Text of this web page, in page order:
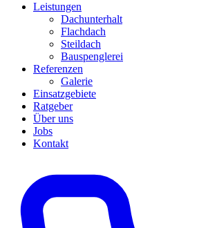
Leistungen
Dachunterhalt
Flachdach
Steildach
Bauspenglerei
Referenzen
Galerie
Einsatzgebiete
Ratgeber
Über uns
Jobs
Kontakt